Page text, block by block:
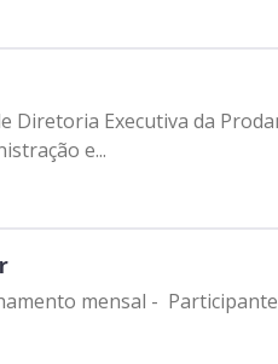
Diretoria Executiva da
e...
mensal -